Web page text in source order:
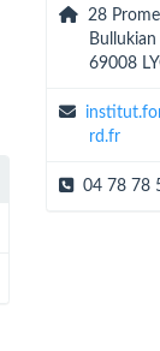
28
Bullukian
69008
rd.fr
04 78 78